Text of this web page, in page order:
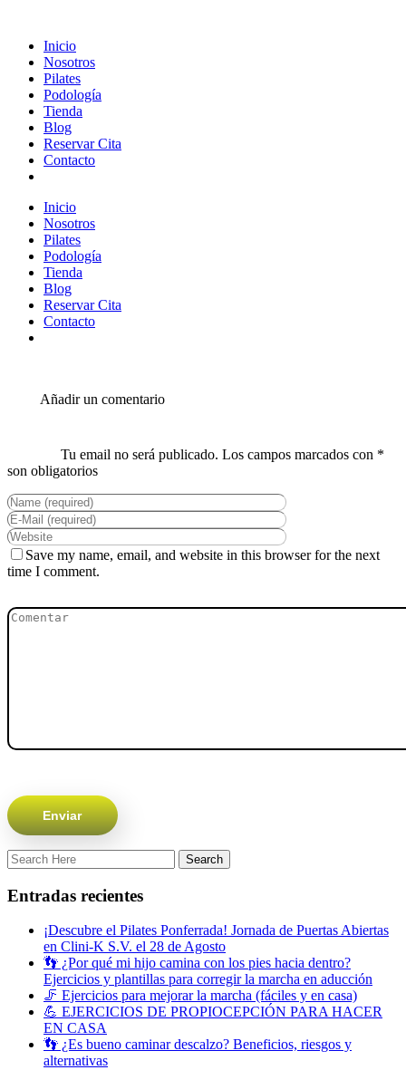
Inicio
Nosotros
Pilates
Podología
Tienda
Blog
Reservar Cita
Contacto
Inicio
Nosotros
Pilates
Podología
Tienda
Blog
Reservar Cita
Contacto
Save my name, email, and website in this browser for the next
time I comment.
Entradas recientes
¡Descubre el Pilates Ponferrada! Jornada de Puertas Abiertas
en Clini-K S.V. el 28 de Agosto
👣 ¿Por qué mi hijo camina con los pies hacia dentro?
Ejercicios y plantillas para corregir la marcha en aducción
🦵 Ejercicios para mejorar la marcha (fáciles y en casa)
💪 EJERCICIOS DE PROPIOCEPCIÓN PARA HACER
EN CASA
👣 ¿Es bueno caminar descalzo? Beneficios, riesgos y
alternativas